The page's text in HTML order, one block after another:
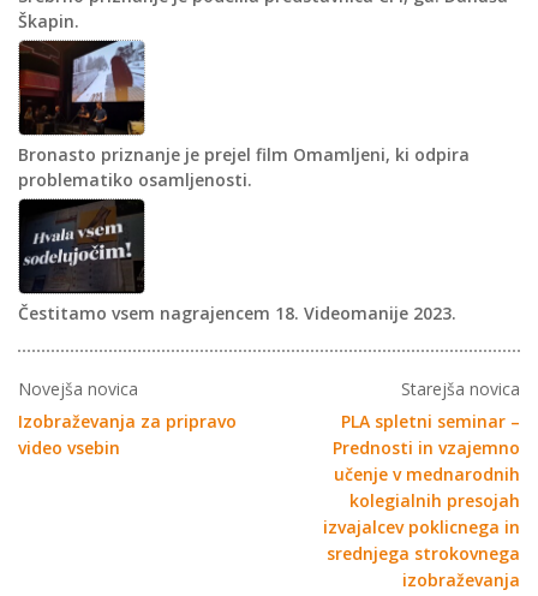
Škapin.
Bronasto priznanje je prejel film Omamljeni, ki odpira
problematiko osamljenosti.
Čestitamo vsem nagrajencem 18. Videomanije 2023.
Novejša novica
Izobraževanja za pripravo
video vsebin
Starejša novica
PLA spletni seminar –
Prednosti in vzajemno
učenje v mednarodnih
kolegialnih presojah
izvajalcev poklicnega in
srednjega strokovnega
izobraževanja